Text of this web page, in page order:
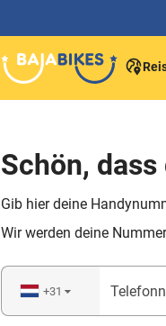
Schön,
Gib hier deine
Wir werden deine
+31 ▼